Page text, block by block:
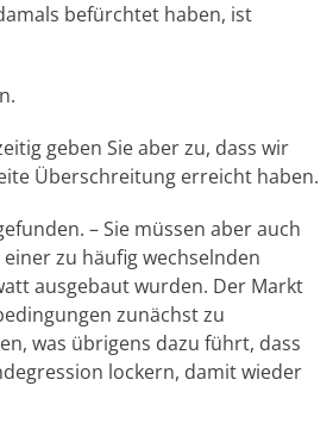
befürchtet haben, ist
geben Sie aber zu, dass wir
Überschreitung erreicht haben.
– Sie müssen aber auch
zu häufig wechselnden
ausgebaut wurden. Der Markt
zunächst zu
was übrigens dazu führt, dass
lockern, damit wieder